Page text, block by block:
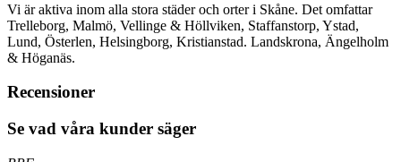
Vi är aktiva inom alla stora städer och orter i Skåne. Det omfattar
Trelleborg, Malmö, Vellinge & Höllviken, Staffanstorp, Ystad,
Lund, Österlen, Helsingborg, Kristianstad. Landskrona, Ängelholm
& Höganäs.
Recensioner
Se vad våra kunder säger